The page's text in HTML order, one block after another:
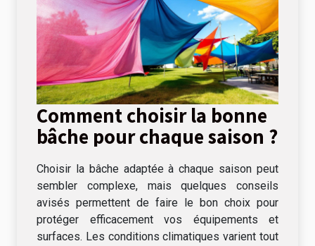
Comment choisir la bonne
bâche pour chaque saison ?
Choisir la bâche adaptée à chaque saison peut
sembler complexe, mais quelques conseils
avisés permettent de faire le bon choix pour
protéger efficacement vos équipements et
surfaces. Les conditions climatiques varient tout